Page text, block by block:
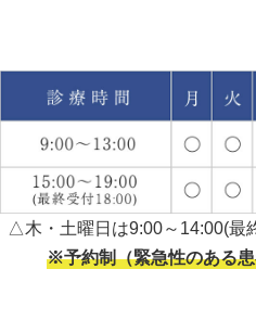
△木・土曜日は9:00～14:00(最
※予約制（緊急性のある